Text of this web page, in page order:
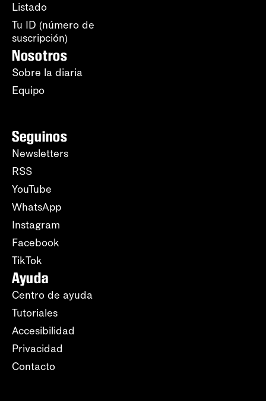
Listado
Tu ID (número de
suscripción)
Nosotros
Sobre la diaria
Equipo
Seguinos
Newsletters
RSS
YouTube
WhatsApp
Instagram
Facebook
TikTok
Ayuda
Centro de ayuda
Tutoriales
Accesibilidad
Privacidad
Contacto